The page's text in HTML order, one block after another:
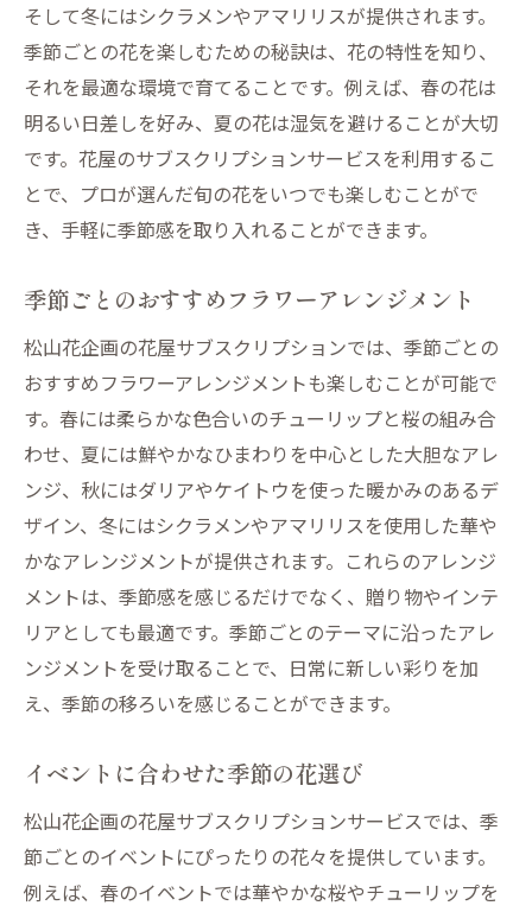
そして冬にはシクラメンやアマリリスが提供されます。
季節ごとの花を楽しむための秘訣は、花の特性を知り、
それを最適な環境で育てることです。例えば、春の花は
明るい日差しを好み、夏の花は湿気を避けることが大切
です。花屋のサブスクリプションサービスを利用するこ
とで、プロが選んだ旬の花をいつでも楽しむことがで
き、手軽に季節感を取り入れることができます。
季節ごとのおすすめフラワーアレンジメント
松山花企画の花屋サブスクリプションでは、季節ごとの
おすすめフラワーアレンジメントも楽しむことが可能で
す。春には柔らかな色合いのチューリップと桜の組み合
わせ、夏には鮮やかなひまわりを中心とした大胆なアレ
ンジ、秋にはダリアやケイトウを使った暖かみのあるデ
ザイン、冬にはシクラメンやアマリリスを使用した華や
かなアレンジメントが提供されます。これらのアレンジ
メントは、季節感を感じるだけでなく、贈り物やインテ
リアとしても最適です。季節ごとのテーマに沿ったアレ
ンジメントを受け取ることで、日常に新しい彩りを加
え、季節の移ろいを感じることができます。
イベントに合わせた季節の花選び
松山花企画の花屋サブスクリプションサービスでは、季
節ごとのイベントにぴったりの花々を提供しています。
例えば、春のイベントでは華やかな桜やチューリップを